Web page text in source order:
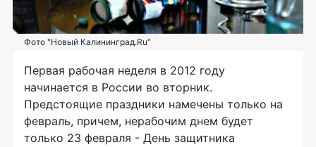
Фото "Новый Калининград.Ru"
Первая рабочая неделя в 2012 году
начинается в России во вторник.
Предстоящие праздники намечены только на
февраль, причем, нерабочим днем будет
только 23 февраля - День защитника